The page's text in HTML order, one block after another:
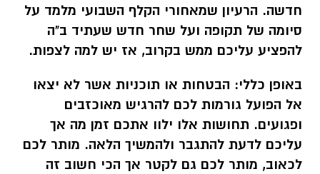
חדשה. הרעיון שמאחורי הקלף השבועי מלמד על
סיומה של תקופה ועל שחר חדש שעתיד ב"ה
להפציע עליכם ממש בקרוב, אז יש למה לצפות.
באופן כללי: הבטחות או תוכניות אשר לא יצאו
אל הפועל גורמות לכם להרגיש מאוכזבים
ופגועים. תחושות אלו ילוו אתכם זמן מה אך
עליכם לדעת להתגבר ולהמשיך הלאה. מותר לכם
לכאוב, מותר לכם גם לקטר אך הכי חשוב זה